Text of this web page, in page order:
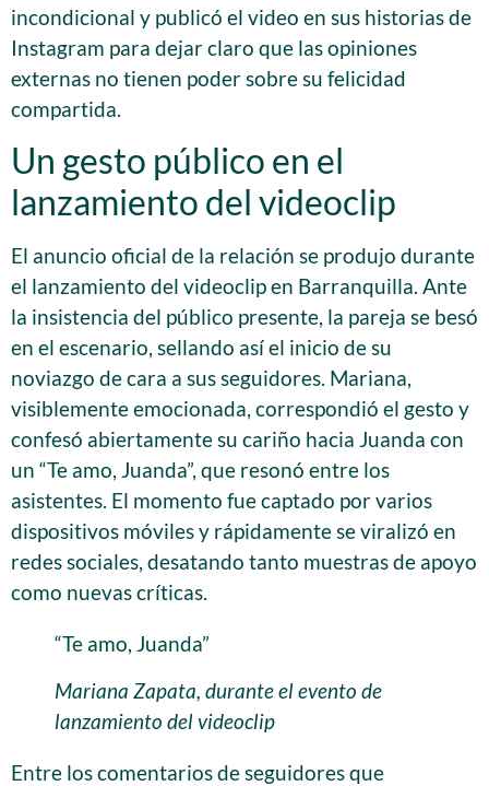
incondicional y publicó el video en sus historias de
Instagram para dejar claro que las opiniones
externas no tienen poder sobre su felicidad
compartida.
Un gesto público en el
lanzamiento del videoclip
El anuncio oficial de la relación se produjo durante
el lanzamiento del videoclip en Barranquilla. Ante
la insistencia del público presente, la pareja se besó
en el escenario, sellando así el inicio de su
noviazgo de cara a sus seguidores. Mariana,
visiblemente emocionada, correspondió el gesto y
confesó abiertamente su cariño hacia Juanda con
un “Te amo, Juanda”, que resonó entre los
asistentes. El momento fue captado por varios
dispositivos móviles y rápidamente se viralizó en
redes sociales, desatando tanto muestras de apoyo
como nuevas críticas.
“Te amo, Juanda”
Mariana Zapata, durante el evento de
lanzamiento del videoclip
Entre los comentarios de seguidores que